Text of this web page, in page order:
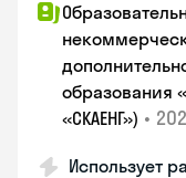
образования
«СКАЕНГ») •
Использует